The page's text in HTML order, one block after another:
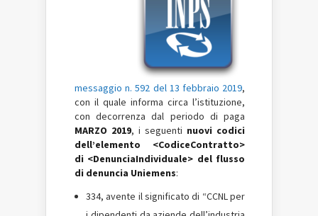
messaggio n. 592 del 13 febbraio 2019,
con il quale informa circa l’istituzione,
con decorrenza dal periodo di paga
MARZO 2019, i seguenti nuovi codici
dell’elemento <CodiceContratto>
di <DenunciaIndividuale> del flusso
di denuncia Uniemens:
334, avente il significato di “CCNL per